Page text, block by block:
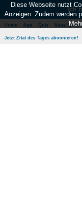
Ich
Home App Quiz Neue
Jetzt Zitat des Tages abonnieren!
Diese Webseite nutzt
Anzeigen. Zudem werden